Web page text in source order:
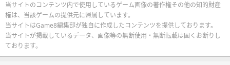
当サイトのコンテンツ内で使用しているゲーム画像の著作権その他の知的財産
権は、当該ゲームの提供元に帰属しています。
当サイトはGame8編集部が独自に作成したコンテンツを提供しております。
当サイトが掲載しているデータ、画像等の無断使用・無断転載は固くお断りし
ております。